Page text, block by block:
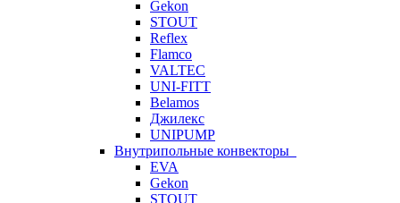
Gekon
STOUT
Reflex
Flamco
VALTEC
UNI-FITT
Belamos
Джилекс
UNIPUMP
Внутрипольные конвекторы
EVA
Gekon
STOUT